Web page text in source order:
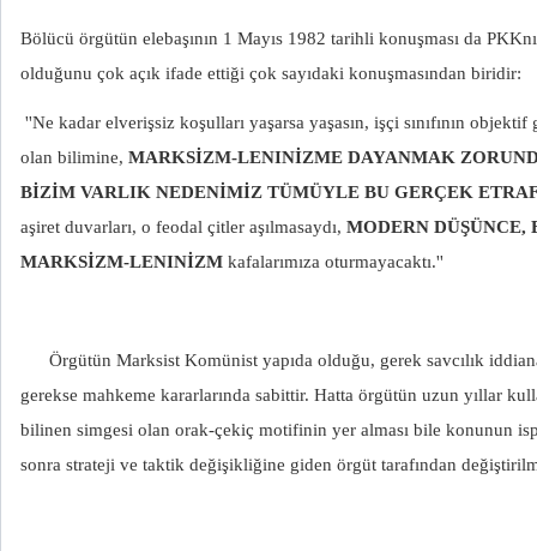
Bölücü örgütün elebaşının 1 Mayıs 1982 tarihli konuşması da
olduğunu çok açık ifade ettiği çok sayıdaki konuşmasından biridir:
''Ne kadar elverişsiz koşulları yaşarsa yaşasın, işçi sınıfının
olan bilimine, MARKSİZM-LENINİZME DAYANMAK
BİZİM VARLIK NEDENİMİZ TÜMÜYLE BU GERÇEK
aşiret duvarları, o feodal çitler aşılmasaydı, MODERN DÜŞÜNCE,
MARKSİZM-LENINİZM kafalarımıza oturmayacaktı.''
Örgütün Marksist Komünist yapıda olduğu, gerek savcılık
gerekse mahkeme kararlarında sabittir. Hatta örgütün uzun yıllar
bilinen simgesi olan orak-çekiç motifinin yer alması bile konunun
sonra strateji ve taktik değişikliğine giden örgüt tarafından